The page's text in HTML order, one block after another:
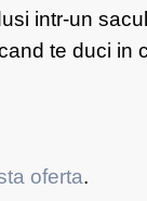
intr-un
te duci in
oferta.